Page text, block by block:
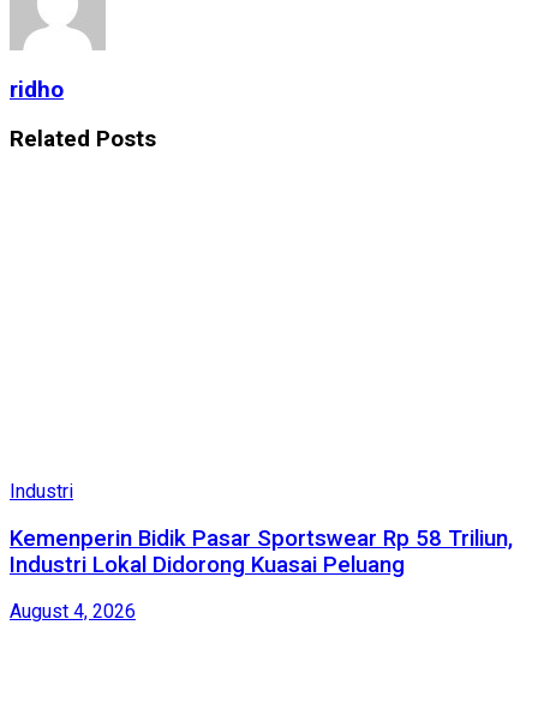
ridho
Related Posts
Industri
Kemenperin Bidik Pasar Sportswear Rp 58 Triliun,
Industri Lokal Didorong Kuasai Peluang
August 4, 2026